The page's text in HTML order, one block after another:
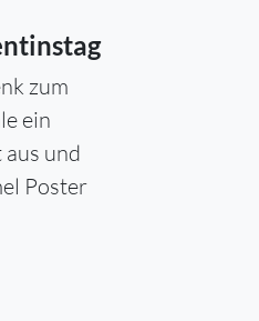
zum
ein
und
Poster